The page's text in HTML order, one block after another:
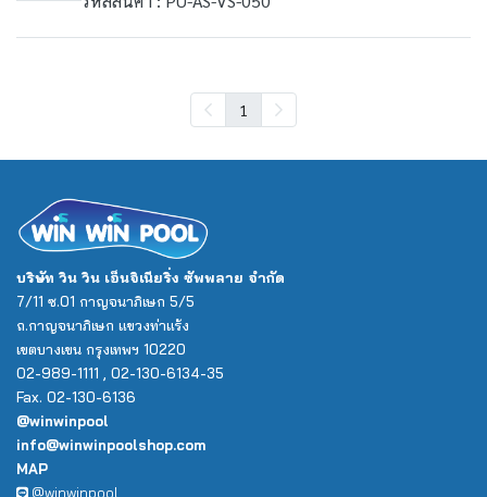
1
บริษัท วิน วิน เอ็นจิเนียริ่ง ซัพพลาย จำกัด
7/11 ซ.01 กาญจนาภิเษก 5/5
ถ.กาญจนาภิเษก แขวงท่าแร้ง
เขตบางเขน กรุงเทพฯ 10220
02-989-1111 , 02-130-6134-35
Fax. 02-130-6136
@winwinpool
info@winwinpoolshop.com
MAP
@winwinpool